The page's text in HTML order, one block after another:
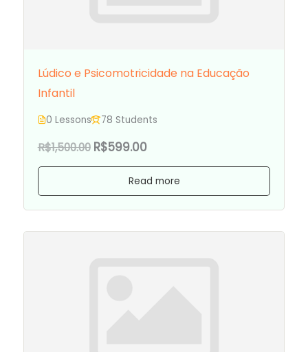
Lúdico e Psicomotricidade na Educação
Infantil
0 Lessons 78 Students
R$1,500.00 R$599.00
Read more